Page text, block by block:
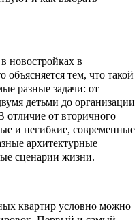
новостройках в
тем, что такой
разные задачи: от
детьми до организации
отличие от вторичного
и негибкие, современные
архитектурные
сценарии жизни.
квартир условно можно